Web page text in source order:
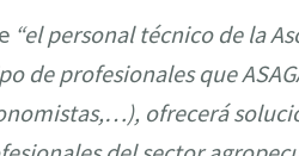
“el personal técnico de la
de profesionales que
ofrecerá